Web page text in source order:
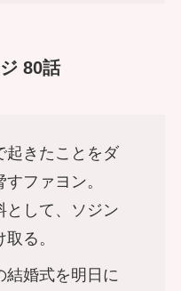
80話
起きたことをダ
ファヨン。
として、ソジン
る。
結婚式を明日に